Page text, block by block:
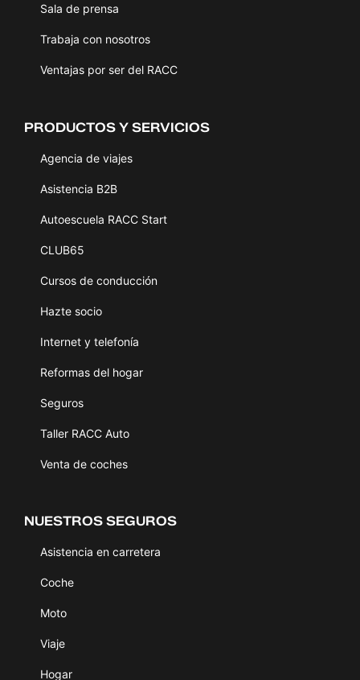
Sala de prensa
Trabaja con nosotros
Ventajas por ser del RACC
PRODUCTOS Y SERVICIOS
Agencia de viajes
Asistencia B2B
Autoescuela RACC Start
CLUB65
Cursos de conducción
Hazte socio
Internet y telefonía
Reformas del hogar
Seguros
Taller RACC Auto
Venta de coches
NUESTROS SEGUROS
Asistencia en carretera
Coche
Moto
Viaje
Hogar